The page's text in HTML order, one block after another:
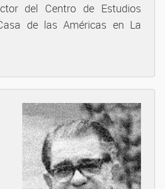
del Centro de Estudios
de las Américas en La